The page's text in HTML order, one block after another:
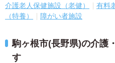
介護老人保健施設（老健） 有料
（特養）
障がい者施設
駒ヶ根市(長野県)の介護
す